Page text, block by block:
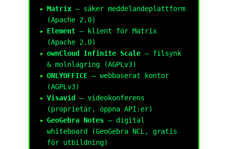
Matrix – säker meddelandeplattform
(Apache 2.0)
Element – klient för Matrix
(Apache 2.0)
ownCloud Infinite Scale – filsynk
& molnlagring (AGPLv3)
ONLYOFFICE – webbaserat kontor
(AGPLv3)
Visavid
– videokonferens
(proprietär, öppna API:er)
GeoGebra Notes – digital
whiteboard (GeoGebra NCL, gratis
för utbildning)